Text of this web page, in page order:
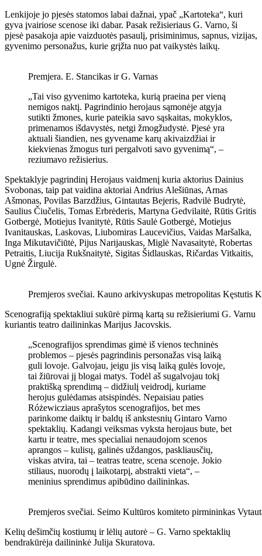
Lenkijoje jo pjesės statomos labai dažnai, ypač „Kartoteka“, kuri
gyva įvairiose scenose iki dabar. Pasak režisieriaus G. Varno, ši
pjesė pasakoja apie vaizduotės pasaulį, prisiminimus, sapnus, vizijas,
gyvenimo personažus, kurie grįžta nuo pat vaikystės laikų.
Premjera. E. Stancikas ir G. Varnas
„Tai viso gyvenimo kartoteka, kurią praeina per vieną
nemigos naktį. Pagrindinio herojaus sąmonėje atgyja
sutikti žmones, kurie pateikia savo sąskaitas, mokyklos,
primenamos išdavystės, netgi žmogžudystė. Pjesė yra
aktuali šiandien, nes gyvename karų akivaizdžiai ir
kiekvienas žmogus turi pergalvoti savo gyvenimą“, –
reziumavo režisierius.
Spektaklyje pagrindinį Herojaus vaidmenį kuria aktorius Dainius
Svobonas, taip pat vaidina aktoriai Andrius Alešiūnas, Arnas
Ašmonas, Povilas Barzdžius, Gintautas Bejeris, Radvilė Budrytė,
Saulius Čiučelis, Tomas Erbrėderis, Martyna Gedvilaitė, Rūtis Gritis
Gotbergė, Motiejus Ivanitytė, Rūtis Saulė Gotbergė, Motiejus
Ivanitauskas, Laskovas, Liubomiras Laucevičius, Vaidas Maršalka,
Inga Mikutavičiūtė, Pijus Narijauskas, Miglė Navasaitytė, Robertas
Petraitis, Liucija Rukšnaitytė, Sigitas Šidlauskas, Ričardas Vitkaitis,
Ugnė Žirgulė.
Premjeros svečiai. Kauno arkivyskupas metropolitas Kęstutis
Scenografiją spektakliui sukūrė pirmą kartą su režisieriumi G. Varnu
kuriantis teatro dailininkas Marijus Jacovskis.
„Scenografijos sprendimas gimė iš vienos techninės
problemos – pjesės pagrindinis personažas visą laiką
guli lovoje. Galvojau, jeigu jis visą laiką gulės lovoje,
tai žiūrovai jį blogai matys. Todėl aš sugalvojau tokį
praktišką sprendimą – didžiulį veidrodį, kuriame
herojus gulėdamas atsispindės. Nepaisiau paties
Różewicziaus aprašytos scenografijos, bet mes
parinkome daiktų ir baldų iš ankstesnių Gintaro Varno
spektaklių. Kadangi veiksmas vyksta herojaus bute, bet
kartu ir teatre, mes specialiai nenaudojom scenos
aprangos – kulisų, galinės uždangos, paskliausčių,
viskas atvira, tai – teatras teatre, scena scenoje. Jokio
stiliaus, nuorodų į laikotarpį, abstrakti vieta“, –
meninius sprendimus apibūdino dailininkas.
Premjeros svečiai. Seimo Kultūros komiteto pirmininkas
Kelių dešimčių kostiumų ir lėlių autorė – G. Varno spektaklių
bendrakūrėja dailininkė Julija Skuratova.